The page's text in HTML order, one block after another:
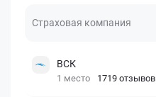
Страховая компания
ВСК
1 место 1719 отзывов